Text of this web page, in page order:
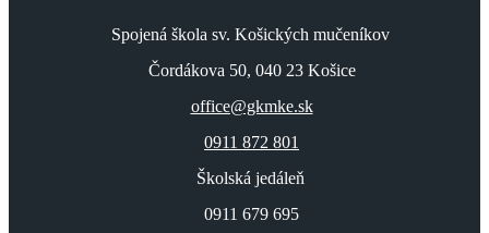
Spojená škola sv. Košických mučeníkov
Čordákova 50, 040 23 Košice
office@gkmke.sk
0911 872 801
Školská jedáleň
0911 679 695